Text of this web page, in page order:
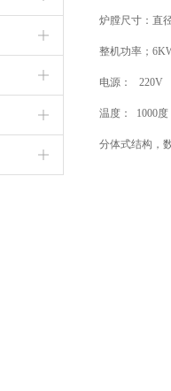
炉膛尺寸： 直
整机功率； 6
电源： 220V
温度： 1000度
分体式结构，